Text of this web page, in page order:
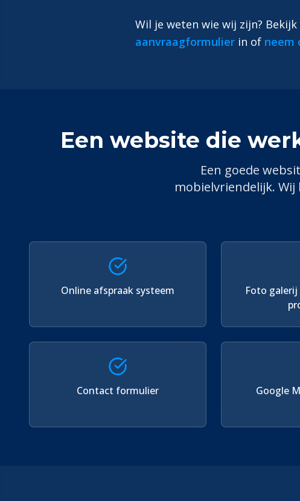
Wil je weten wie wij zijn? Bekijk
aanvraagformulier in of neem
Een website die
Een goede
mobielvriendelijk.
Online afspraak systeem
Foto
Contact formulier Google